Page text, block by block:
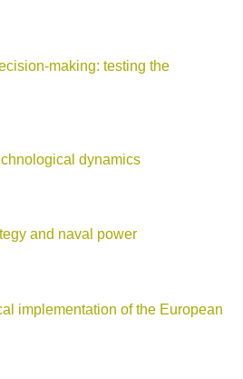
making: testing the
dynamics
and naval power
implementation of the European